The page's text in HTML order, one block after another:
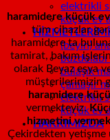
elektrikli
küçük ev
(beyin)
bulaşık
çamaşır
elektrikli
küçük ev
HAKKIMIZDA
haramidere küçük
tüm cihazlar
haramidere ta
tamirat, bakım
olarak Beyaz eşya
müşterilerimizin
haramidere
vermekteyiz.
hizmetini
Çekirdekten yetişme